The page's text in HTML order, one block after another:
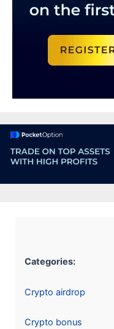
Categories:
Crypto airdrop
Crypto bonus